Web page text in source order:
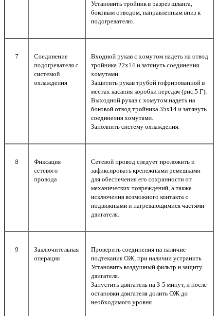
Установить тройник в разрез шланга,
боковым отводом, направленным вниз к
подогревателю.
7
Соединение
подогревателя с
системой
охлаждения
Входной рукав с хомутом надеть на отвод
тройника 22х14 и затянуть соединения
хомутами.
Защитить рукав трубой гофрированной в
местах касания коробки передач (рис.5 Г).
Выходной рукав с хомутом надеть на
боковой отвод тройника 35х14 и затянуть
соединения хомутами.
Заполнить систему охлаждения.
8
Фиксация
сетевого
провода
Сетевой провод следует проложить и
зафиксировать крепежными ремешками
для обеспечения его сохранности от
механических повреждений, а также
исключения возможного контакта с
подвижными и нагревающимися частями
двигателя.
9
Заключительная
операция
Проверить соединения на наличие
подтекания ОЖ, при наличии устранить.
Установить воздушный фильтр и защиту
двигателя.
Запустить двигатель на 3-5 минут, и после
остановки двигателя долить ОЖ до
необходимого уровня.